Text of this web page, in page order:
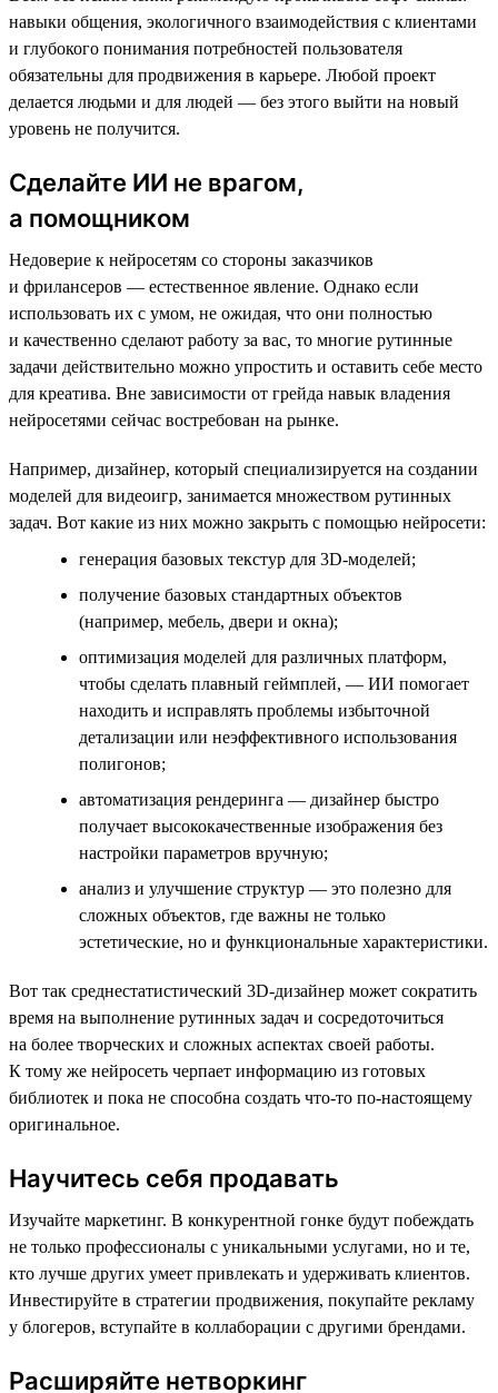
навыки общения, экологичного взаимодействия с клиентами
и глубокого понимания потребностей пользователя
обязательны для продвижения в карьере. Любой проект
делается людьми и для людей — без этого выйти на новый
уровень не получится.
Сделайте ИИ не врагом,
а помощником
Недоверие к нейросетям со стороны заказчиков
и фрилансеров — естественное явление. Однако если
использовать их с умом, не ожидая, что они полностью
и качественно сделают работу за вас, то многие рутинные
задачи действительно можно упростить и оставить себе место
для креатива. Вне зависимости от грейда навык владения
нейросетями сейчас востребован на рынке.
Например, дизайнер, который специализируется на создании
моделей для видеоигр, занимается множеством рутинных
задач. Вот какие из них можно закрыть с помощью нейросети:
генерация базовых текстур для 3D-моделей;
получение базовых стандартных объектов
(например, мебель, двери и окна);
оптимизация моделей для различных платформ,
чтобы сделать плавный геймплей, — ИИ помогает
находить и исправлять проблемы избыточной
детализации или неэффективного использования
полигонов;
автоматизация рендеринга — дизайнер быстро
получает высококачественные изображения без
настройки параметров вручную;
анализ и улучшение структур — это полезно для
сложных объектов, где важны не только
эстетические, но и функциональные характеристики.
Вот так среднестатистический 3D-дизайнер может сократить
время на выполнение рутинных задач и сосредоточиться
на более творческих и сложных аспектах своей работы.
К тому же нейросеть черпает информацию из готовых
библиотек и пока не способна создать что-то по-настоящему
оригинальное.
Научитесь себя продавать
Изучайте маркетинг. В конкурентной гонке будут побеждать
не только профессионалы с уникальными услугами, но и те,
кто лучше других умеет привлекать и удерживать клиентов.
Инвестируйте в стратегии продвижения, покупайте рекламу
у блогеров, вступайте в коллаборации с другими брендами.
Расширяйте нетворкинг